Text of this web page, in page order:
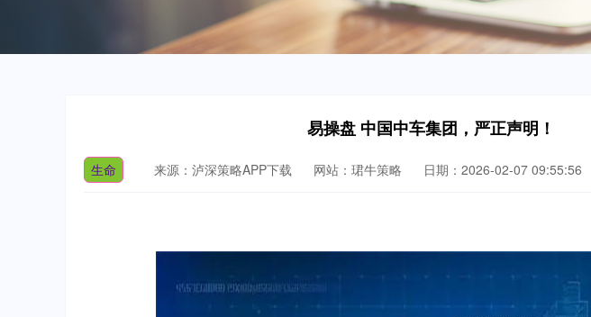
易操盘 中国中车集团，严正声明！
生命 来源：泸深策略APP下载 网站：珺牛策略 日期：2026-02-07 09:55:56